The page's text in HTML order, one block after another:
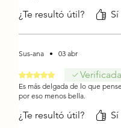
¿Te resultó útil? Sí
Sus-ana • 03 abr
Obtuvo 5 de 5 estrellas.
Verificada
Es más delgada de lo que
por eso menos bella.
¿Te resultó útil? Sí